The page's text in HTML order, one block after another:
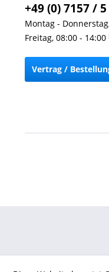
+49 (0) 7157 /
Montag -
Freitag, 08:00 -
Vertrag /